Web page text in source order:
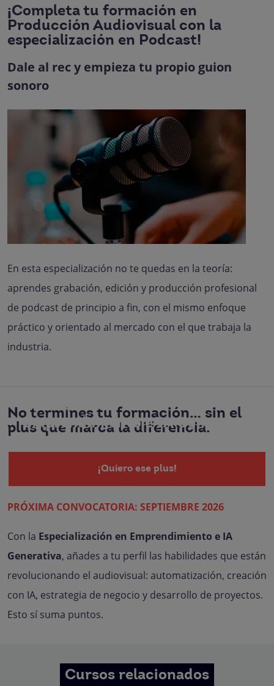
¡Completa tu formación en
Producción Audiovisual con la
especialización en Podcast!
Dale al rec y empieza tu propio guion
sonoro
En esta especialización no te quedas en la teoría:
aprendes grabación, edición y producción profesional
de podcast de principio a fin, con el mismo enfoque
práctico y orientado al mercado con el que trabaja la
industria.
PRÓXIMA CONVOCATORIA: SEPTIEMBRE 2026
Con la Especialización en Emprendimiento e IA
Generativa, añades a tu perfil las habilidades que están
revolucionando el audiovisual: automatización, creación
con IA, estrategia de negocio y desarrollo de proyectos.
Esto sí suma puntos.
No termines tu formación… sin el
plus que marca la diferencia.
Especialización en
Emprendimiento e IA Generativa
¡Quiero ese plus!
Cursos relacionados